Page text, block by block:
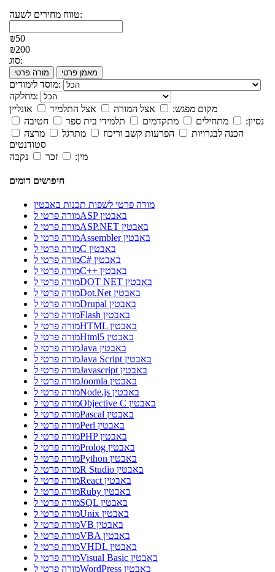
טווח מחירים לשעה:
₪50
₪200
סוג:
מורה פרטי מאמן פרטי
מוסד לימודים:
מחלקה:
מקום מפגש:
אצל המורה אצל התלמיד
אונליין
נסיון:
מתחילים מתקדמים תלמידי בית ספר
חטיבה
הכנה לבגרויות
הפרעות קשב וריכוז מתרגל
מרצה
סטודנטים
מין:
זכר נקבה
חיפושים דומים
מורה פרטי לשפות תכנות באבטין
מורה פרטי לASP באבטין
מורה פרטי לASP.NET באבטין
מורה פרטי לAssembler באבטין
מורה פרטי לC באבטין
מורה פרטי לC# באבטין
מורה פרטי לC++ באבטין
מורה פרטי לDOT NET באבטין
מורה פרטי לDot.Net באבטין
מורה פרטי לDrupal באבטין
מורה פרטי לFlash באבטין
מורה פרטי לHTML באבטין
מורה פרטי לHtml5 באבטין
מורה פרטי לJava באבטין
מורה פרטי לJava Script באבטין
מורה פרטי לJavascript באבטין
מורה פרטי לJoomla באבטין
מורה פרטי לNode.js באבטין
מורה פרטי לObjective C באבטין
מורה פרטי לPascal באבטין
מורה פרטי לPerl באבטין
מורה פרטי לPHP באבטין
מורה פרטי לProlog באבטין
מורה פרטי לPython באבטין
מורה פרטי לR Studio באבטין
מורה פרטי לReact באבטין
מורה פרטי לRuby באבטין
מורה פרטי לSQL באבטין
מורה פרטי לUnix באבטין
מורה פרטי לVB באבטין
מורה פרטי לVBA באבטין
מורה פרטי לVHDL באבטין
מורה פרטי לVisual Basic באבטין
מורה פרטי לWordPress באבטין